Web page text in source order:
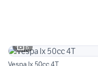
6
Vespa lx 50cc 4T